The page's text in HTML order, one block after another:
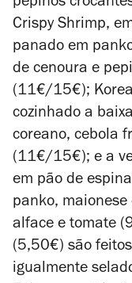
pepinos
Crispy Shrimp,
panado em
de cenoura e
(11€/15€);
cozinhado a
coreano, cebola
(11€/15€); e a
em pão de
panko,
alface e tomate
(5,50€) são
igualmente